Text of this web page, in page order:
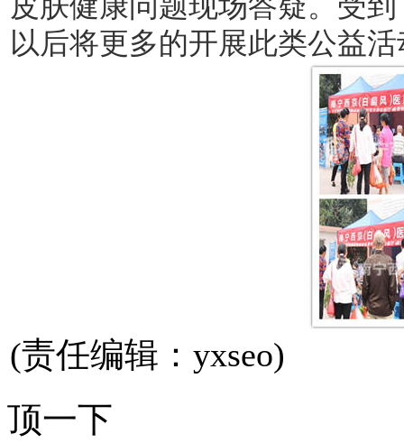
以后将更多的开展此类公益
(责任编辑：yxseo)
顶一下